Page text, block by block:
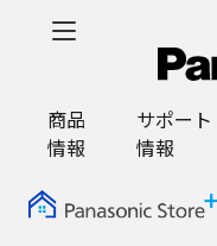
商品
情報
サポート
情報